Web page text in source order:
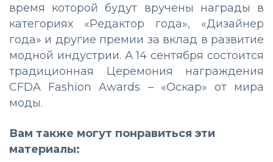
время которой будут вручены награды в
категориях «Редактор года», «Дизайнер
года» и другие премии за вклад в развитие
модной индустрии. А 14 сентября состоится
традиционная Церемония награждения
CFDA Fashion Awards – «Оскар» от мира
моды.
Вам также могут понравиться эти
материалы: